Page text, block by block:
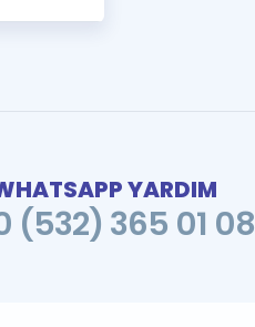
YARDIM
(532) 365 01 08